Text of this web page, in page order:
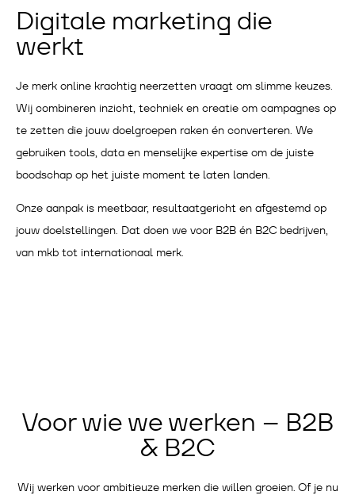
Digitale marketing die
werkt
Je merk online krachtig neerzetten vraagt om slimme keuzes.
Wij combineren inzicht, techniek en creatie om campagnes op
te zetten die jouw doelgroepen raken én converteren. We
gebruiken tools, data en menselijke expertise om de juiste
boodschap op het juiste moment te laten landen.
Onze aanpak is meetbaar, resultaatgericht en afgestemd op
jouw doelstellingen. Dat doen we voor B2B én B2C bedrijven,
van mkb tot internationaal merk.
Voor wie we werken – B2B
& B2C
Wij werken voor ambitieuze merken die willen groeien. Of je nu